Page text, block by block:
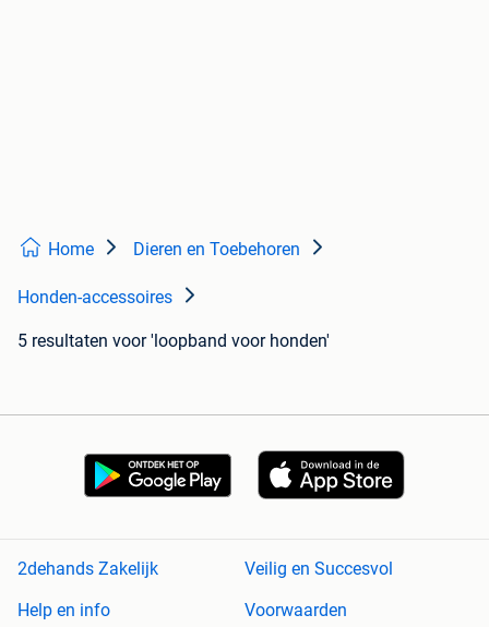
Home Dieren en Toebehoren
Honden-accessoires
5 resultaten voor 'loopband voor honden'
2dehands Zakelijk
Veilig en Succesvol
Help en info
Voorwaarden